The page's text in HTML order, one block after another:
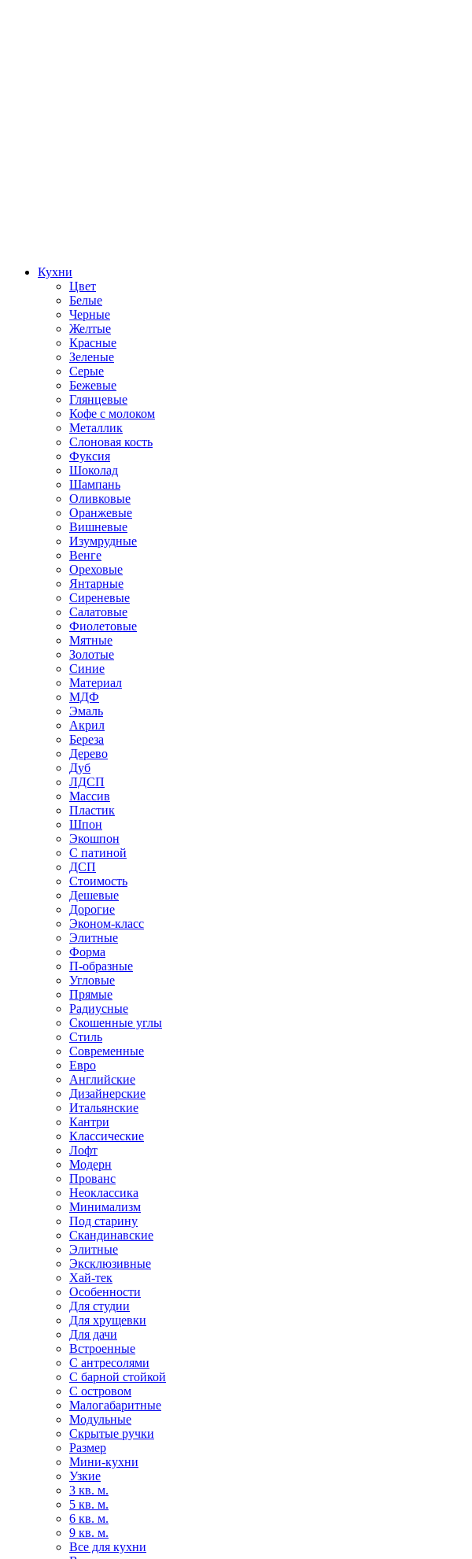
Кухни
Цвет
Белые
Черные
Желтые
Красные
Зеленые
Серые
Бежевые
Глянцевые
Кофе с молоком
Металлик
Слоновая кость
Фуксия
Шоколад
Шампань
Оливковые
Оранжевые
Вишневые
Изумрудные
Венге
Ореховые
Янтарные
Сиреневые
Салатовые
Фиолетовые
Мятные
Золотые
Синие
Материал
МДФ
Эмаль
Акрил
Береза
Дерево
Дуб
ЛДСП
Массив
Пластик
Шпон
Экошпон
С патиной
ДСП
Стоимость
Дешевые
Дорогие
Эконом-класс
Элитные
Форма
П-образные
Угловые
Прямые
Радиусные
Скошенные углы
Стиль
Современные
Евро
Английские
Дизайнерские
Итальянские
Кантри
Классические
Лофт
Модерн
Прованс
Неоклассика
Минимализм
Под старину
Скандинавские
Элитные
Эксклюзивные
Хай-тек
Особенности
Для студии
Для хрущевки
Для дачи
Встроенные
С антресолями
С барной стойкой
С островом
Малогабаритные
Модульные
Скрытые ручки
Размер
Мини-кухни
Узкие
3 кв. м.
5 кв. м.
6 кв. м.
9 кв. м.
Все для кухни